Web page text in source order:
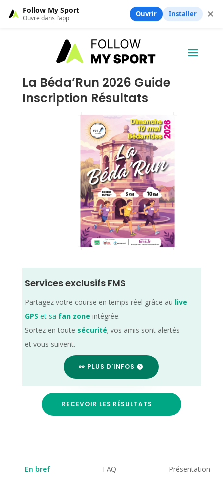
La Béda’Run 2026 Guide
Inscription Résultats
Services exclusifs FMS
Partagez votre course en temps réel grâce au live
GPS et sa fan zone intégrée.
Sortez en toute sécurité; vos amis sont alertés
et vous suivent.
👀 PLUS D'INFOS
RECEVOIR LES RÉSULTATS
En bref FAQ Présentation
Follow My Sport
Ouvre dans l’app Ouvrir Installer ✕